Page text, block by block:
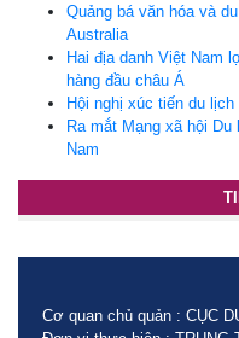
Quảng bá văn hóa và
Australia
Hai địa danh Việt Nam
hàng đầu châu Á
Hội nghị xúc tiến du lịch
Ra mắt Mạng xã hội
Nam
Cơ quan chủ quản : CỤC